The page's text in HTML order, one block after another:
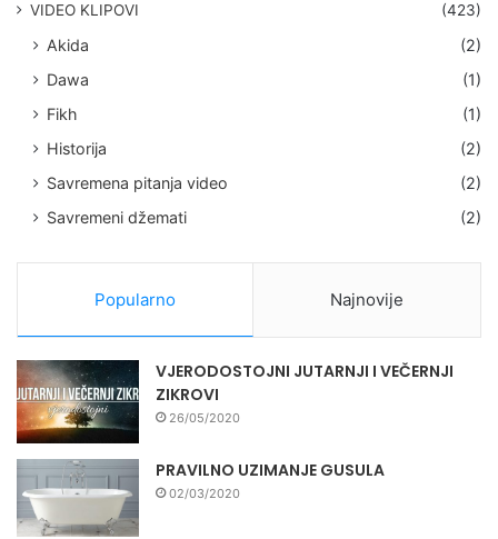
VIDEO KLIPOVI
(423)
Akida
(2)
Dawa
(1)
Fikh
(1)
Historija
(2)
Savremena pitanja video
(2)
Savremeni džemati
(2)
Popularno Najnovije
VJERODOSTOJNI JUTARNJI I VEČERNJI
ZIKROVI
26/05/2020
PRAVILNO UZIMANJE GUSULA
02/03/2020